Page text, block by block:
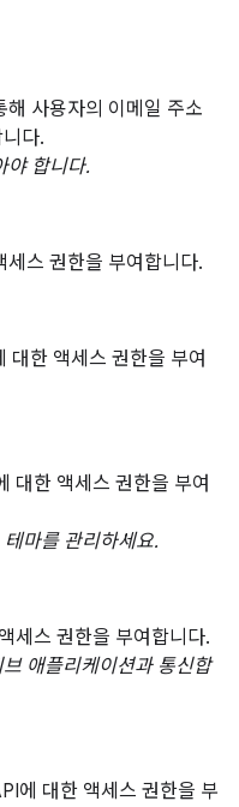
해 사용자의 이메일 주소
다.
야 합니다.
세스 권한을 부여합니다.
대한 액세스 권한을 부여
대한 액세스 권한을 부여
마를 관리하세요.
세스 권한을 부여합니다.
애플리케이션과 통신합
에 대한 액세스 권한을 부